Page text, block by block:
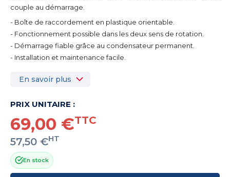
couple au démarrage.
- Boîte de raccordement en plastique orientable.
- Fonctionnement possible dans les deux sens de rotation.
- Démarrage fiable grâce au condensateur permanent.
- Installation et maintenance facile.
En savoir plus
PRIX UNITAIRE :
69,00 €TTC
57,50 €HT
En stock